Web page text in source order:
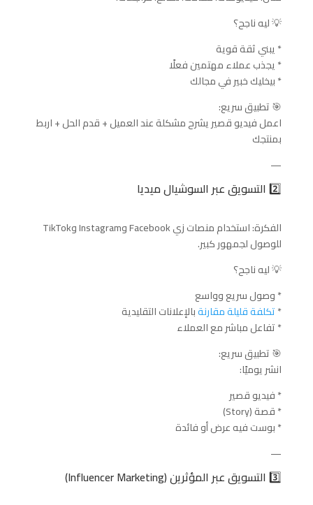
💡 ليه ناجح؟
* يبني ثقة قوية
* يجذب عملاء مهتمين فعلًا
* بيخليك خبير في مجالك
🎯 تطبيق سريع:
اعمل فيديو قصير يشرح مشكلة عند العميل + قدم الحل + اربط
بمنتجك
—
2️⃣ التسويق عبر السوشيال ميديا
الفكرة: استخدام منصات زي Facebook وInstagram وTikTok
للوصول لجمهور كبير.
💡 ليه ناجح؟
* وصول سريع وواسع
*تكلفة قليلة مقارنةبالإعلانات التقليدية
* تفاعل مباشر مع العملاء
🎯 تطبيق سريع:
انشر يوميًا:
* فيديو قصير
* قصة (Story)
* بوست فيه عرض أو فائدة
—
3️⃣ التسويق عبر المؤثرين (Influencer Marketing)